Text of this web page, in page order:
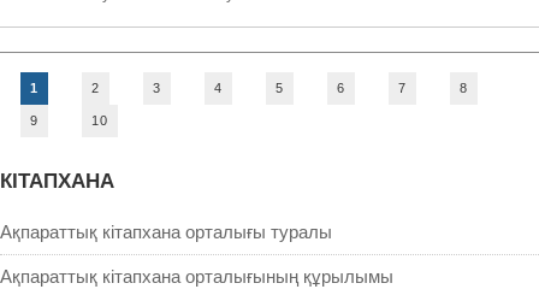
1 2 3 4 5 6 7 8
9 10
КIТАПХАНА
Ақпараттық кітапхана орталығы туралы
Ақпараттық кітапхана орталығының құрылымы